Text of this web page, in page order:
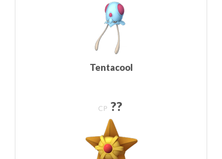
Tentacool
CP ??